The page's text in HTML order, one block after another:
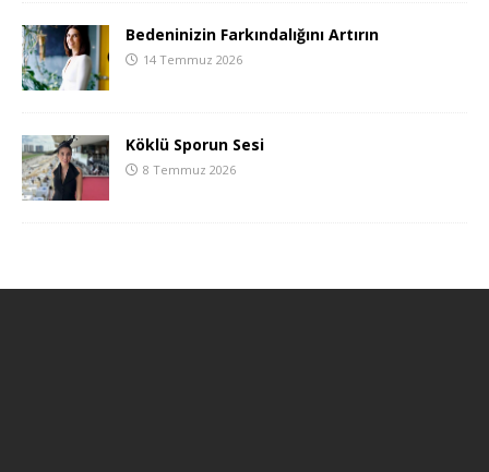
Bedeninizin Farkındalığını Artırın
14 Temmuz 2026
Köklü Sporun Sesi
8 Temmuz 2026